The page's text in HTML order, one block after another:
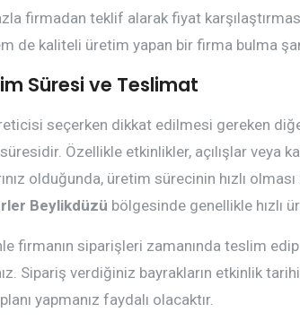
firmadan teklif alarak fiyat
de kaliteli üretim yapan bir firma bulma
Süresi ve Teslimat
seçerken dikkat edilmesi gereken
Özellikle etkinlikler, açılışlar veya
olduğunda, üretim sürecinin hızlı
Beylikdüzü bölgesinde genellikle hızlı
firmanın siparişleri zamanında teslim
Sipariş verdiğiniz bayrakların etkinlik
yapmanız faydalı olacaktır.